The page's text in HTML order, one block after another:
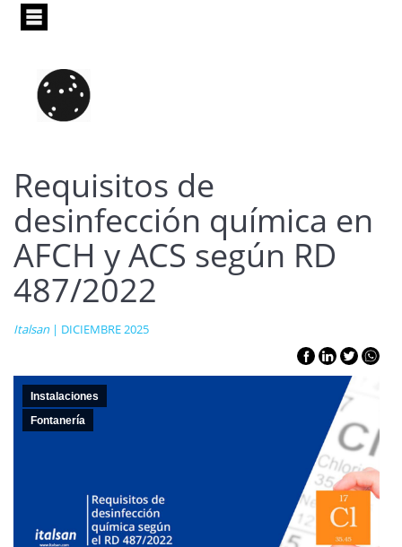
Pasar
principal
Requisitos de
desinfección química en
AFCH y ACS según RD
487/2022
Italsan| DICIEMBRE 2025
Instalaciones
Fontanería